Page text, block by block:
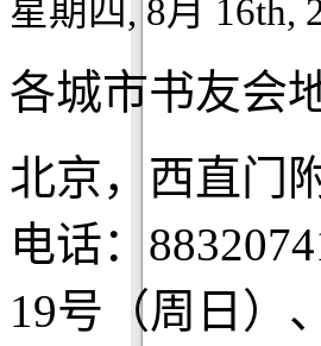
星期四, 8月 16th,
各城市书友会
北京，西直门
电话：
19号（周日）